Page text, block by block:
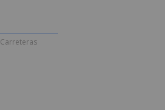
Carreteras